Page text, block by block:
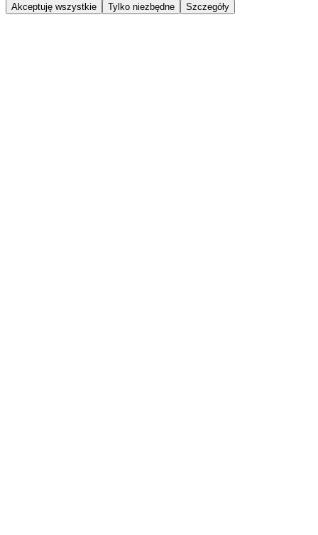
Akceptuję wszystkie Tylko niezbędne Szczegóły